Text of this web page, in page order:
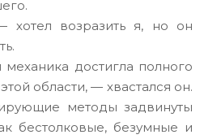
возразить я, но он
достигла полного
области, — хвастался он.
методы задвинуты
бестолковые, безумные и